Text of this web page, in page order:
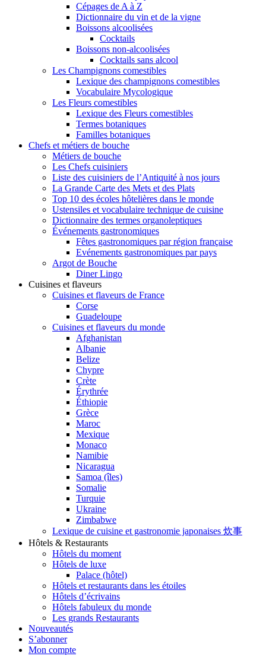
Cépages de A à Z
Dictionnaire du vin et de la vigne
Boissons alcoolisées
Cocktails
Boissons non-alcoolisées
Cocktails sans alcool
Les Champignons comestibles
Lexique des champignons comestibles
Vocabulaire Mycologique
Les Fleurs comestibles
Lexique des Fleurs comestibles
Termes botaniques
Familles botaniques
Chefs et métiers de bouche
Métiers de bouche
Les Chefs cuisiniers
Liste des cuisiniers de l’Antiquité à nos jours
La Grande Carte des Mets et des Plats
Top 10 des écoles hôtelières dans le monde
Ustensiles et vocabulaire technique de cuisine
Dictionnaire des termes organoleptiques
Événements gastronomiques
Fêtes gastronomiques par région française
Evénements gastronomiques par pays
Argot de Bouche
Diner Lingo
Cuisines et flaveurs
Cuisines et flaveurs de France
Corse
Guadeloupe
Cuisines et flaveurs du monde
Afghanistan
Albanie
Belize
Chypre
Crète
Érythrée
Éthiopie
Grèce
Maroc
Mexique
Monaco
Namibie
Nicaragua
Samoa (îles)
Somalie
Turquie
Ukraine
Zimbabwe
Lexique de cuisine et gastronomie japonaises 炊事
Hôtels & Restaurants
Hôtels du moment
Hôtels de luxe
Palace (hôtel)
Hôtels et restaurants dans les étoiles
Hôtels d’écrivains
Hôtels fabuleux du monde
Les grands Restaurants
Nouveautés
S’abonner
Mon compte